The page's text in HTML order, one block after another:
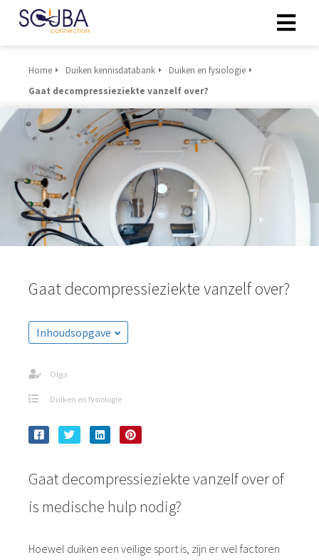
Home Duiken kennisdatabank
Duiken en fysiologie
Gaat decompressieziekte vanzelf over?
Gaat decompressieziekte vanzelf over?
Inhoudsopgave
Olga
Duiken en fysiologie
Gaat decompressieziekte vanzelf over of
is medische hulp nodig?
Hoewel duiken een veilige sport is, zijn er wel factoren